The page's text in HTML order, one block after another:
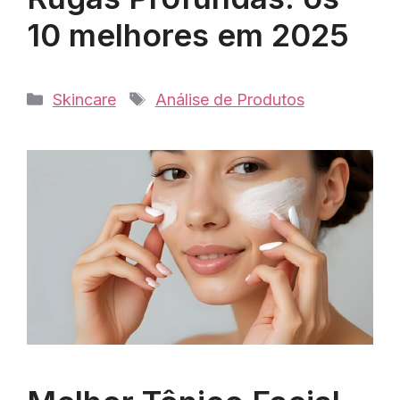
10 melhores em 2025
Categorias
Skincare Tags
Análise de Produtos